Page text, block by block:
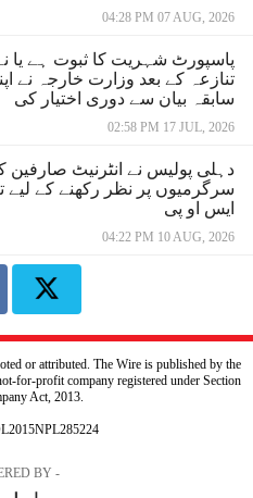
04:28 PM 07 AUG, 2026
پاسپورٹ شہریت کا ثبوت ہے یا
تنازعہ کے بعد وزارت خارجہ نے
سابقہ بیان سے دوری اختیار کی
02:58 PM 17 JUL, 2026
دہلی پولیس نے انٹرنیٹ صارفین
سرگرمیوں پر نظر رکھنے کے لیے
ایس او پی
04:22 PM 10 AUG, 2026
or attributed. The Wire is published by the
for-profit company registered under Section
Act, 2013.
BY -